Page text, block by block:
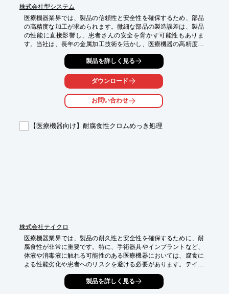
株式会社型システム
医療機器業界では、製品の信頼性と安全性を確保するため、部品
の高精度な加工が求められます。微細な部品の製造誤差は、製品
の性能に直接影響し、患者さんの安全を脅かす可能性もありま
す。当社は、長年の金属加工技術を活かし、医療機器の高精度化
に貢献します。メッセナゴヤ2026では、拡散接合技術や微細加
工・精密加工の事例をご紹介します。ぜひ、当社のブースにお立
ち寄りください。
【活用シーン】
・高精度な部品が必要な医療機器
・微細加工技術が求められる医療機器
【導入の効果】
製品を詳しく見る
ダウンロード
お問い合わせ
【医療機器向け】耐腐食性クロムめっき処理
株式会社テイクロ
医療機器業界では、製品の耐久性と安全性を確保するために、耐
腐食性が非常に重要です。特に、手術器具やインプラントなど、
体液や消毒液に触れる可能性のある医療機器においては、腐食に
よる性能劣化や患者へのリスクを避ける必要があります。テイク
ロの硬質クロムめっきは、鋳物や鋳鋼を含む様々な材質に対して
優れた耐腐食性を提供し、医療機器の長寿命化と安全性の向上に
製品を詳しく見る